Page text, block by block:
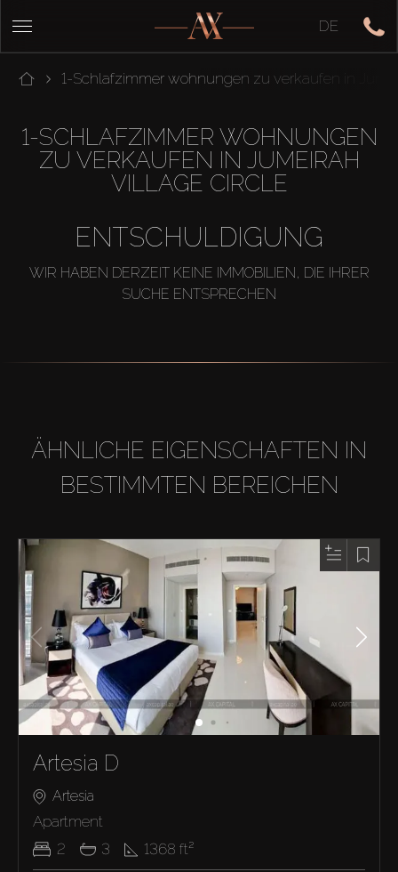
DE
1-Schlafzimmer wohnungen zu verkaufen in
1-SCHLAFZIMMER WOHNUNGEN
ZU VERKAUFEN IN JUMEIRAH
VILLAGE CIRCLE
ENTSCHULDIGUNG
WIR HABEN DERZEIT KEINE IMMOBILIEN, DIE IHRER
SUCHE ENTSPRECHEN
ÄHNLICHE EIGENSCHAFTEN IN
BESTIMMTEN BEREICHEN
Artesia D
Artesia
Apartment
2
3 1368 ft²